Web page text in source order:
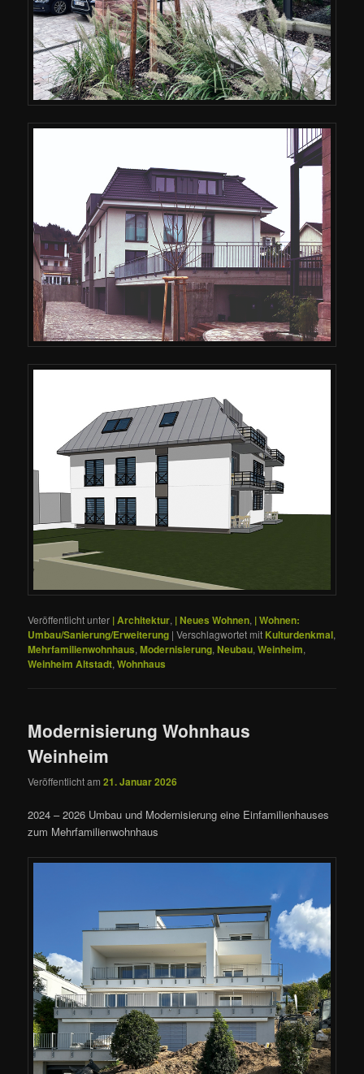
Veröffentlicht unter | Architektur, | Neues Wohnen, | Wohnen:
Umbau/Sanierung/Erweiterung |Verschlagwortet mit Kulturdenkmal,
Mehrfamilienwohnhaus,Modernisierung,Neubau,Weinheim,
Weinheim Altstadt,Wohnhaus
Modernisierung Wohnhaus
Weinheim
Veröffentlicht am21. Januar 2026
2024 – 2026 Umbau und Modernisierung eine Einfamilienhauses
zum Mehrfamilienwohnhaus